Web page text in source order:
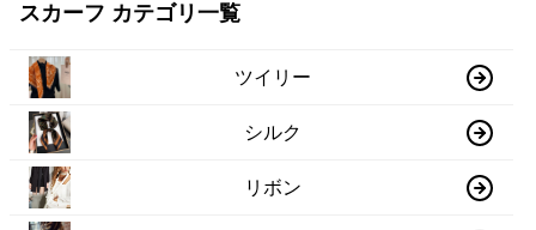
スカーフ カテゴリ一覧
ツイリー
シルク
リボン